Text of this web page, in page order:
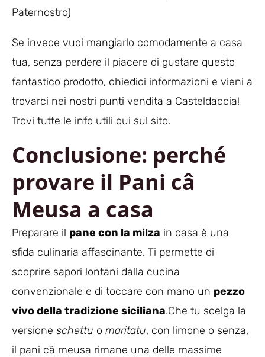
Paternostro)
Se invece vuoi mangiarlo comodamente a casa
tua, senza perdere il piacere di gustare questo
fantastico prodotto, chiedici informazioni e vieni a
trovarci nei nostri punti vendita a Casteldaccia!
Trovi tutte le info utili qui sul sito.
Conclusione: perché
provare il Pani câ
Meusa a casa
Preparare il pane con la milza in casa è una
sfida culinaria affascinante. Ti permette di
scoprire sapori lontani dalla cucina
convenzionale e di toccare con mano un pezzo
vivo della tradizione siciliana.Che tu scelga la
versione schettu o maritatu, con limone o senza,
il pani câ meusa rimane una delle massime